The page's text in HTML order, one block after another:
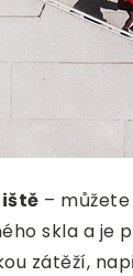
–
skla a je
zátěží,